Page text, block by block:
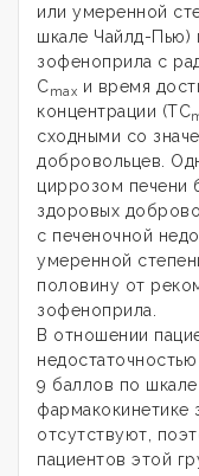
или умеренной
шкале Чайлд-Пью)
зофеноприла с
Cmax и время
концентрации (TC
сходными со
добровольцев.
циррозом печени
здоровых
с печеночной
умеренной
половину от
зофеноприла.
В отношении
9 баллов по
фармакокинетике
отсутствуют,
пациентов этой